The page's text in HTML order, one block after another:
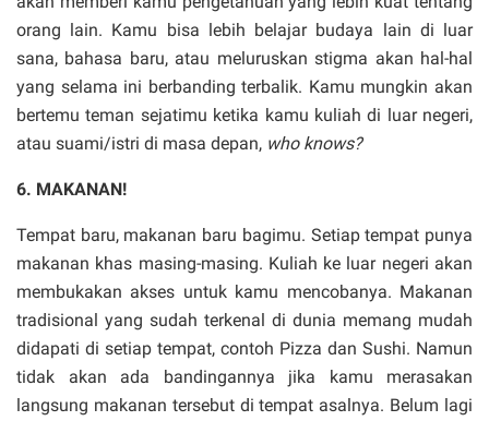
orang lain. Kamu bisa lebih belajar budaya lain di luar
sana, bahasa baru, atau meluruskan stigma akan hal-hal
yang selama ini berbanding terbalik. Kamu mungkin akan
bertemu teman sejatimu ketika kamu kuliah di luar negeri,
atau suami/istri di masa depan, who knows?
6. MAKANAN!
Tempat baru, makanan baru bagimu. Setiap tempat punya
makanan khas masing-masing. Kuliah ke luar negeri akan
membukakan akses untuk kamu mencobanya. Makanan
tradisional yang sudah terkenal di dunia memang mudah
didapati di setiap tempat, contoh Pizza dan Sushi. Namun
tidak akan ada bandingannya jika kamu merasakan
langsung makanan tersebut di tempat asalnya. Belum lagi